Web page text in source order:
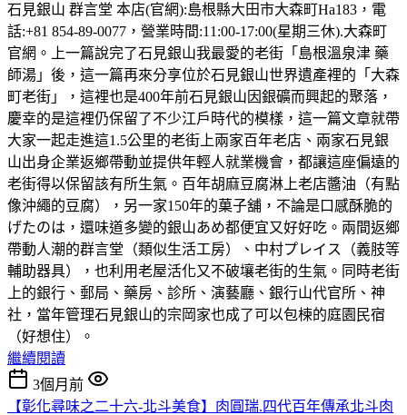
石見銀山 群言堂 本店(官網):島根縣大田市大森町Ha183，電
話:+81 854-89-0077，營業時間:11:00-17:00(星期三休).大森町
官網。上一篇說完了石見銀山我最愛的老街「島根溫泉津 藥
師湯」後，這一篇再來分享位於石見銀山世界遺產裡的「大森
町老街」，這裡也是400年前石見銀山因銀礦而興起的聚落，
慶幸的是這裡仍保留了不少江戶時代的模樣，這一篇文章就帶
大家一起走進這1.5公里的老街上兩家百年老店、兩家石見銀
山出身企業返鄉帶動並提供年輕人就業機會，都讓這座偏遠的
老街得以保留該有所生氣。百年胡麻豆腐淋上老店醬油（有點
像沖繩的豆腐），另一家150年的菓子舖，不論是口感酥脆的
げたのは，還味道多變的銀山あめ都便宜又好好吃。兩間返鄉
帶動人潮的群言堂（類似生活工房）、中村プレイス（義肢等
輔助器具），也利用老屋活化又不破壤老街的生氣。同時老街
上的銀行、郵局、藥房、診所、演藝廳、銀行山代官所、神
社，當年管理石見銀山的宗岡家也成了可以包楝的庭園民宿
（好想住）。
繼續閱讀
3個月前
【彰化尋味之二十六-北斗美食】肉圓瑞.四代百年傳承北斗肉